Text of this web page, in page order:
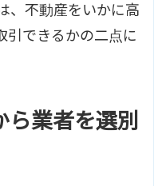
、不動産をいかに高
引できるかの二点に
ら業者を選別